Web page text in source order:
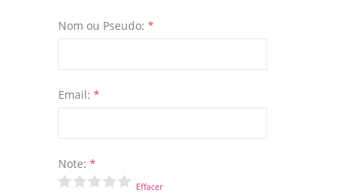
Nom ou Pseudo: *
Email: *
Note: *
Effacer